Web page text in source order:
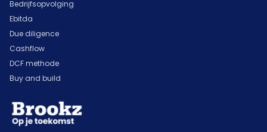
Bedrijfsopvolging
Ebitda
Due diligence
Cashflow
DCF methode
Buy and build